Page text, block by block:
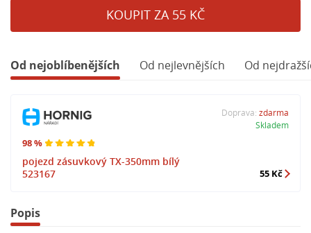
KOUPIT ZA 55 KČ
Od nejoblíbenějších Od nejlevnějších Od
98 %
pojezd zásuvkový TX-350mm bílý
523167
Doprava: zdarma
Skladem
55 Kč
Popis